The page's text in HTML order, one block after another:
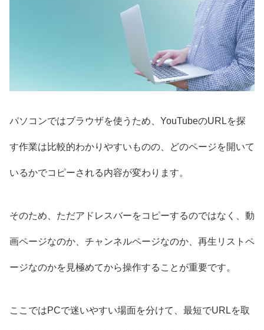
パソコンではブラウザを使うため、YouTubeのURLを探
す作業は比較的わかりやすいものの、どのページを開いて
いるかでコピーされる内容が変わります。
そのため、ただアドレスバーをコピーするのではなく、動
画ページなのか、チャンネルページなのか、再生リストペ
ージなのかを見極めてから操作することが重要です。
ここではPCで迷いやすい場面を分けて、最短でURLを取